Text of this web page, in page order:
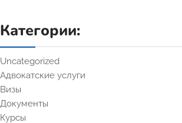
Категории:
Uncategorized
Адвокатские услуги
Визы
Документы
Курсы